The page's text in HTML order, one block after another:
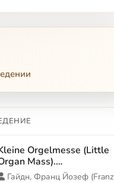
Orgelmesse (Little
Mass).
Гайдн, Франц Йозеф (Franz